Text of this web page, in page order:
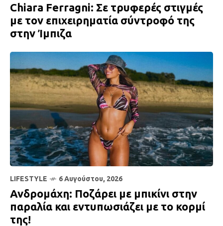
Chiara Ferragni: Σε τρυφερές στιγμές
με τον επιχειρηματία σύντροφό της
στην Ίμπιζα
LIFESTYLE 6 Αυγούστου, 2026
Ανδρομάχη: Ποζάρει με μπικίνι στην
παραλία και εντυπωσιάζει με το κορμί
της!